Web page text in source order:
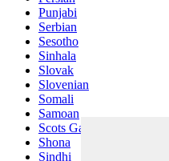
Punjabi
Serbian
Sesotho
Sinhala
Slovak
Slovenian
Somali
Samoan
Scots Gaelic
Shona
Sindhi